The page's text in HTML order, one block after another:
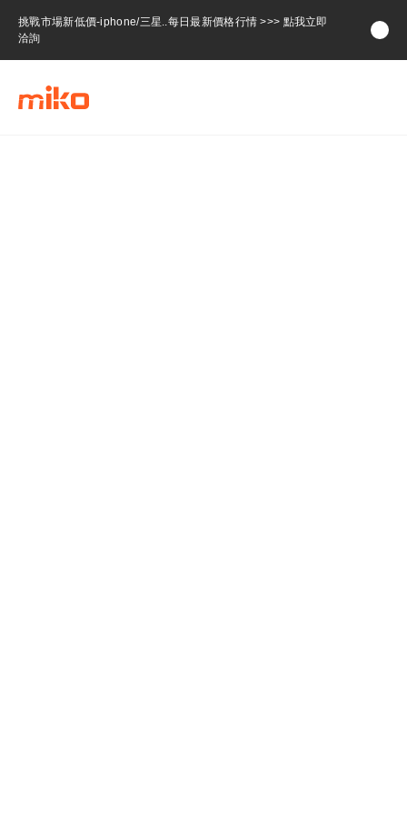
挑戰市場新低價-iphone/三星..每日最新價格行情 >>> 點我立即
洽詢